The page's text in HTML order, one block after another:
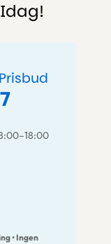
• Ingen